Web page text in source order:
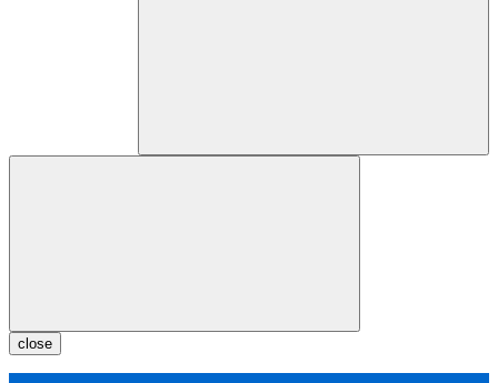
close